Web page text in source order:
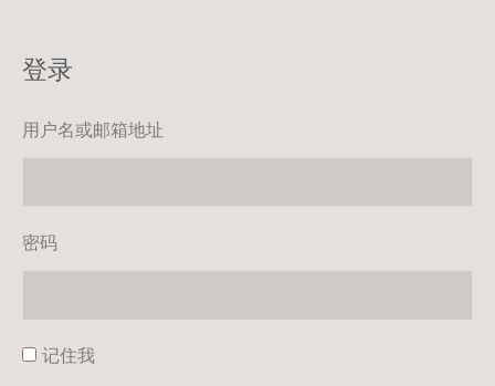
登录
用户名或邮箱地址
密码
记住我